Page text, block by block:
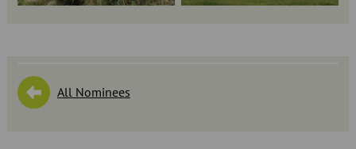
All Nominees